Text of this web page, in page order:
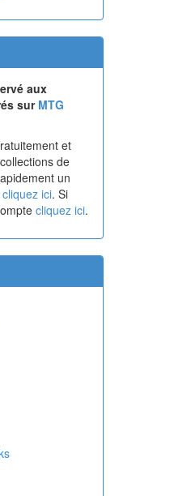
aux
surMTG
et
de
un
cliquez ici. Si
cliquez ici.